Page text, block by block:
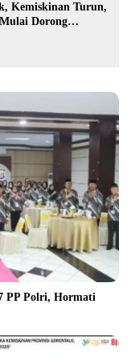
Kemiskinan Turun,
Dorong
PP Polri, Hormati